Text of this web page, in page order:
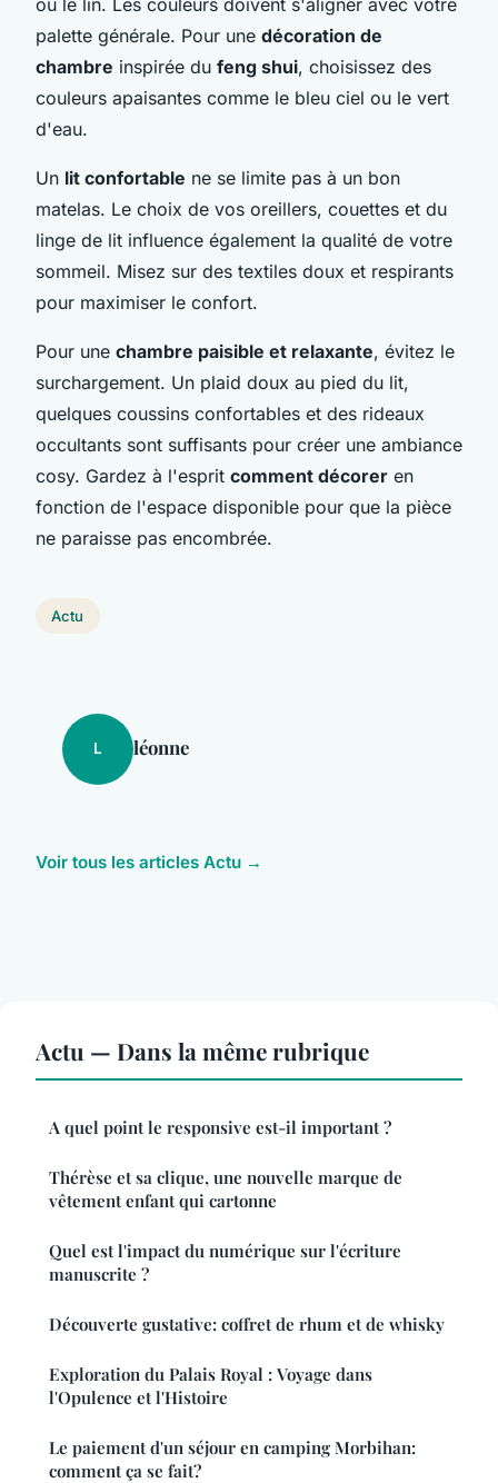
palette générale. Pour une décoration de
chambre inspirée du feng shui, choisissez des
couleurs apaisantes comme le bleu ciel ou le vert
d'eau.
Un lit confortable ne se limite pas à un bon
matelas. Le choix de vos oreillers, couettes et du
linge de lit influence également la qualité de votre
sommeil. Misez sur des textiles doux et respirants
pour maximiser le confort.
Pour une chambre paisible et relaxante, évitez le
surchargement. Un plaid doux au pied du lit,
quelques coussins confortables et des rideaux
occultants sont suffisants pour créer une ambiance
cosy. Gardez à l'esprit comment décorer en
fonction de l'espace disponible pour que la pièce
ne paraisse pas encombrée.
Actu
L léonne
Voir tous les articles Actu →
Actu — Dans la même rubrique
A quel point le responsive est-il important ?
Thérèse et sa clique, une nouvelle marque de
vêtement enfant qui cartonne
Quel est l'impact du numérique sur l'écriture
manuscrite ?
Découverte gustative: coffret de rhum et de whisky
Exploration du Palais Royal : Voyage dans
l'Opulence et l'Histoire
Le paiement d'un séjour en camping Morbihan:
comment ça se fait?